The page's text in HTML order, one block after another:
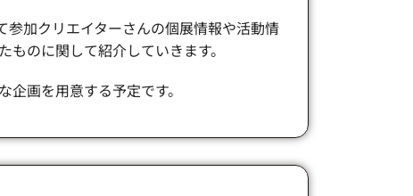
加クリエイターさんの個展情報や活動情
ものに関して紹介していきます。
企画を用意する予定です。